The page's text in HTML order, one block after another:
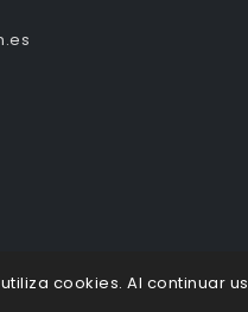
cookies. Al continuar